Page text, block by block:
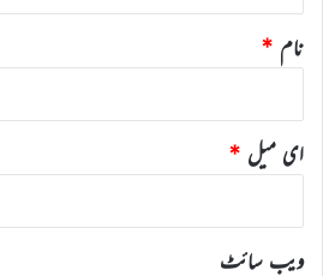
نام *
ای میل *
ویب‌ سائٹ